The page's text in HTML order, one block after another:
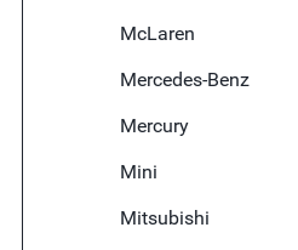
McLaren
Mercedes-Benz
Mercury
Mini
Mitsubishi